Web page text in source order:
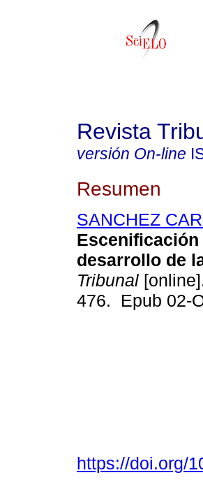
Revista
versión On-line
Resumen
SANCHEZ
desarrollo de
Tribunal
476. Epub 02-
https://doi.org/